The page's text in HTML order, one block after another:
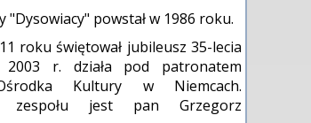
"Dysowiacy" powstał w 1986 roku.
roku świętował jubileusz 35-lecia
2003 r. działa pod patronatem
Kultury w Niemcach.
zespołu jest pan Grzegorz